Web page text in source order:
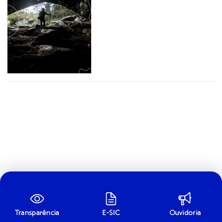
Transparência E-SIC Ouvidoria